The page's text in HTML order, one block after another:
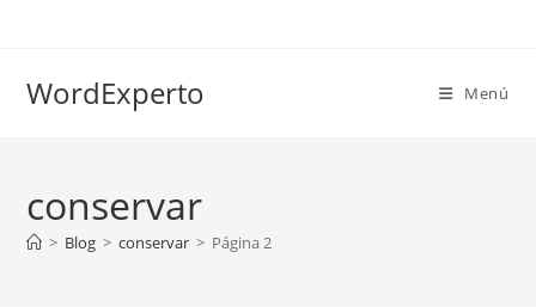
WordExperto Menú
conservar
> Blog > conservar > Página 2